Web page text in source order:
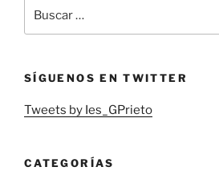
por:
SÍGUENOS EN TWITTER
Tweets by Ies_GPrieto
CATEGORÍAS